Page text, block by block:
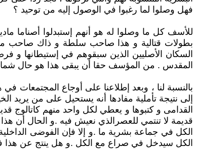
فهل وصلوا لما رغبوا في الوصول إليه من توحيد ؟
للأسف كل ما وصلوا له هو أنهم إستبدلوا أصناما
بطولات قتالية و هذا صاحب سلطة و ذاك صاحب
السكان الأصليين الذين سبقوهم في إستيطانها و
المقدس . من المؤسف حقا أن يبقى هذا هو حال
بالنسبة لنا ، وبعد إطلاعنا على أوجاع المجتمعات
إلى نتيجة تأملية مفادها أنه يستحيل على من يريد
القدامى و كتبوها و يعطي لكل واحد منهم كاتالوج
قديمة لا تنتمي للعصرالذي نعيش فيه .و الحال أن
الكل في جماعة بشرية ما .و إلا فإن الفوضى
الكل سيدخل في صراع مع الكل .و هل ينتج عن هذا